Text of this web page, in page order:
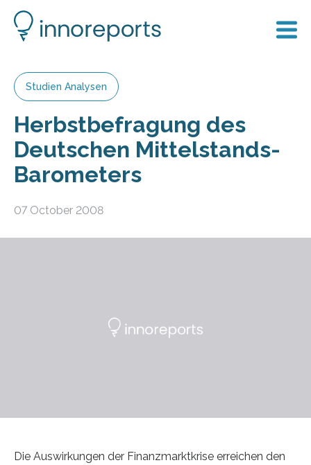
Studien Analysen
Herbstbefragung des
Deutschen Mittelstands-
Barometers
07 October 2008
Die Auswirkungen der Finanzmarktkrise erreichen den